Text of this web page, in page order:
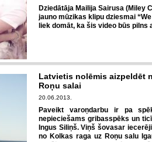
Dziedātāja Mailija Sairusa (Miley
jauno mūzikas klipu dziesmai
liek domāt, ka šis video būs pilns
Latvietis nolēmis aizpeldēt
Roņu salai
20.06.2013.
Paveikt varoņdarbu ir pa
nepieciešams gribasspēks un
Ingus Siliņš. Viņš šovasar
no Kolkas raga uz Roņu salu